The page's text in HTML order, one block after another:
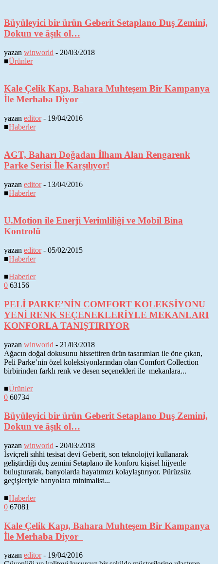
Büyüleyici bir ürün Geberit Setaplano Duş Zemini,
Dokun ve âşık ol…
yazan winworld - 20/03/2018
■Ürünler
Kale Çelik Kapı, Bahara Muhteşem Bir Kampanya
İle Merhaba Diyor
yazan editor- 19/04/2016
■Haberler
AGT, Baharı Doğadan İlham Alan Rengarenk
Parke Serisi İle Karşılıyor!
yazan editor- 13/04/2016
■Haberler
U.Motion ile Enerji Verimliliği ve Mobil Bina
Kontrolü
yazan editor- 05/02/2015
■Haberler
■Haberler
0 63156
PELİ PARKE’NİN COMFORT KOLEKSİYONU
YENİ RENK SEÇENEKLERİYLE MEKANLARI
KONFORLA TANIŞTIRIYOR
yazan winworld - 21/03/2018
Ağacın doğal dokusunu hissettiren ürün tasarımları ile öne çıkan,
Peli Parke’nin özel koleksiyonlarından olan Comfort Collection
birbirinden farklı renk ve desen seçenekleri ile mekanlara...
■Ürünler
0 60734
Büyüleyici bir ürün Geberit Setaplano Duş Zemini,
Dokun ve âşık ol…
yazan winworld - 20/03/2018
İsviçreli sıhhi tesisat devi Geberit, son teknolojiyi kullanarak
geliştirdiği duş zemini Setaplano ile konforu kişisel hijyenle
buluşturarak, banyolarda hayatımızı kolaylaştırıyor. Pürüzsüz
geçişleriyle banyolara minimalist...
■Haberler
0 67081
Kale Çelik Kapı, Bahara Muhteşem Bir Kampanya
İle Merhaba Diyor
yazan editor- 19/04/2016